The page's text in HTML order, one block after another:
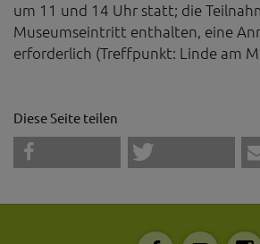
um 11 und 14 Uhr statt; die
Museumseintritt enthalten, eine
erforderlich (Treffpunkt: Linde am
Diese Seite teilen